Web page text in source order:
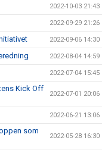
2022-10-03 21:43
2022-09-29 21:26
2022-09-06 14:30
2022-08-04 14:59
2022-07-04 15:45
Kick Off
2022-07-01 20:06
2022-06-21 13:06
som
2022-05-28 16:30